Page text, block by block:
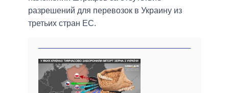
разрешений для перевозок в Украину из
третьих стран ЕС.